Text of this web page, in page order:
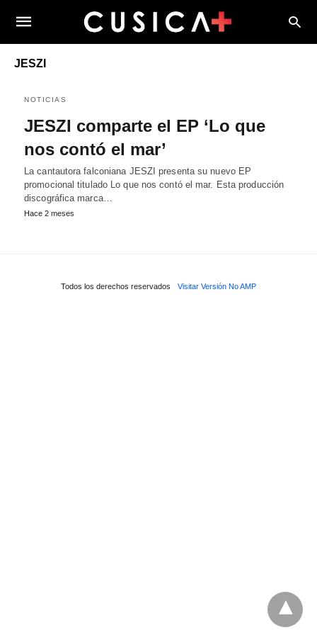
JESZI
NOTICIAS
JESZI comparte el EP ‘Lo que
nos contó el mar’
La cantautora falconiana JESZI presenta su nuevo EP
promocional titulado Lo que nos contó el mar. Esta producción
discográfica marca…
Hace 2 meses
Todos los derechos reservados Visitar Versión No AMP